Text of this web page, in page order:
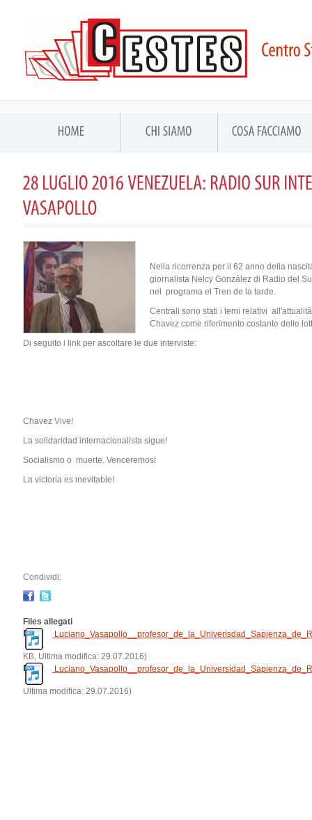
Nella ricorrenza per il 62 anno della
giornalista Nelcy González di Radio del
nel programa el Tren de la tarde.
Centrali sono stati i temi relativi
Chavez come riferimento costante delle
Di seguito i link per ascoltare le due interviste:
Chavez Vive!
La solidaridad internacionalista sigue!
Socialismo o muerte. Venceremos!
La victoria es inevitable!
Condividi:
Files allegati
KB, Ultima modifica: 29.07.2016)
Ultima modifica: 29.07.2016)